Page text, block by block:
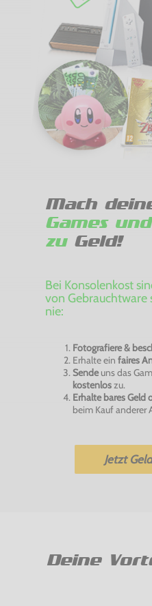
Mach
Games
zuGeld!
Bei Konsolenkost
von
nie:
Fotografiere &
Erhalte ein faires
Sendeuns das
kostenloszu.
Erhalte bares Geld
beim Kauf anderer
Jetzt
Deine